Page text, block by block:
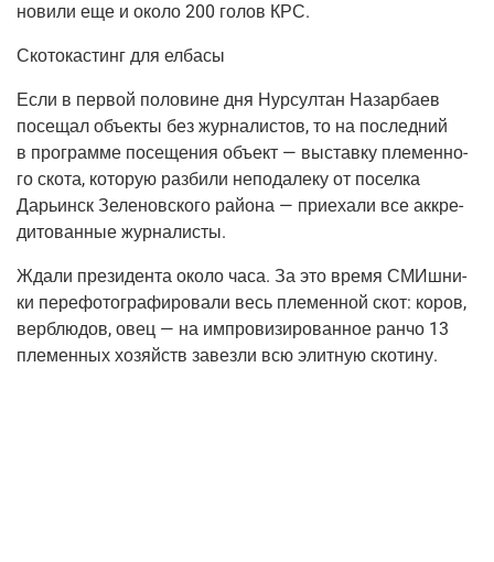
но­ви­ли еще и око­ло 200 голов КРС.
Ско­то­ка­стинг для елбасы
Если в пер­вой поло­вине дня Нур­сул­тан Назар­ба­ев
посе­щал объ­ек­ты без жур­на­ли­стов, то на послед­ний
в про­грам­ме посе­ще­ния объ­ект — выстав­ку пле­мен­но­
го ско­та, кото­рую раз­би­ли непо­да­ле­ку от посел­ка
Дарьинск Зеле­нов­ско­го рай­о­на — при­е­ха­ли все аккре­
ди­то­ван­ные журналисты.
Жда­ли пре­зи­ден­та око­ло часа. За это вре­мя СМИш­ни­
ки пере­фо­то­гра­фи­ро­ва­ли весь пле­мен­ной скот: коров,
вер­блю­дов, овец — на импро­ви­зи­ро­ван­ное ран­чо 13
пле­мен­ных хозяйств завез­ли всю элит­ную скотину.